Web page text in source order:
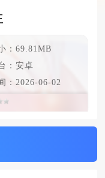
：69.81MB
：安卓
： 2026-06-02